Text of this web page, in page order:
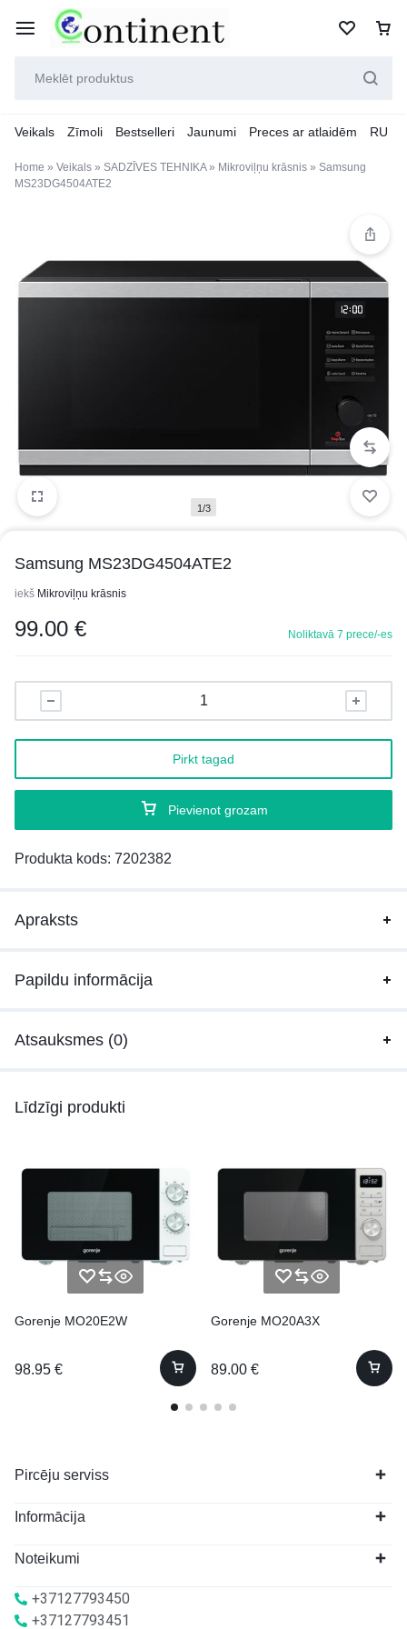
Veikals Zīmoli Bestselleri Jaunumi Preces ar atlaidēm RU
Home » Veikals » SADZĪVES TEHNIKA» Mikroviļņu krāsnis » Samsung
MS23DG4504ATE2
1/3
Samsung MS23DG4504ATE2
iekš Mikroviļņu krāsnis
99.00 € Noliktavā 7 prece/-es
Pievienot grozam
Pirkt tagad
Produkta kods: 7202382
Apraksts
Papildu informācija
Atsauksmes (0)
Līdzīgi produkti
Gorenje MO20E2W
98.95 €
Gorenje MO20A3X
89.00 €
Pircēju serviss
Informācija
Noteikumi
+37127793450
+37127793451